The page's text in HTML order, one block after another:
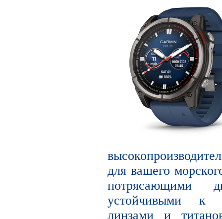
для вашего
потрясающими
устойчивыми к
линзами и